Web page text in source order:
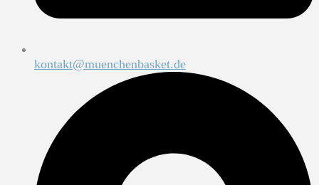
kontakt@muenchenbasket.de